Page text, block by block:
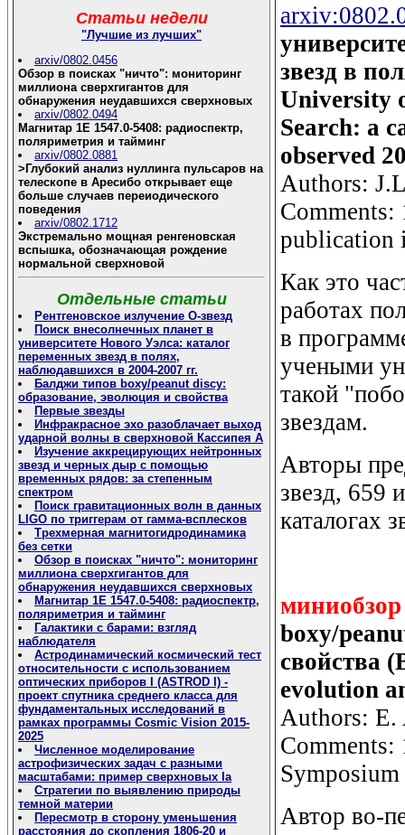
Статьи недели
"Лучшие из лучших"
arxiv/0802.0456
Обзор в поисках "ничто": мониторинг
миллиона сверхгигантов для
обнаружения неудавшихся сверхновых
arxiv/0802.0494
Магнитар 1E 1547.0-5408: радиоспектр,
поляриметрия и тайминг
arxiv/0802.0881
>Глубокий анализ нуллинга пульсаров на
телескопе в Аресибо открывает еще
больше случаев переиодического
поведения
arxiv/0802.1712
Экстремально мощная ренгеновская
вспышка, обозначающая рождение
нормальной сверхновой
Отдельные статьи
Рентгеновское излучение О-звезд
Поиск внесолнечных планет в
университете Нового Уэлса: каталог
переменных звезд в полях,
наблюдавшихся в 2004-2007 гг.
Балджи типов boxy/peanut discy:
образование, эволюция и свойства
Первые звезды
Инфракрасное эхо разоблачает выход
ударной волны в сверхновой Кассипея А
Изучение аккрецирующих нейтронных
звезд и черных дыр с помощью
временных рядов: за степенным
спектром
Поиск гравитационных волн в данных
LIGO по триггерам от гамма-всплесков
Трехмерная магнитогидродинамика
без сетки
Обзор в поисках "ничто": мониторинг
миллиона сверхгигантов для
обнаружения неудавшихся сверхновых
Магнитар 1E 1547.0-5408: радиоспектр,
поляриметрия и тайминг
Галактики с барами: взгляд
наблюдателя
Астродинамический космический тест
относительности с использованием
оптических приборов I (ASTROD I) -
проект спутника среднего класса для
фундаментальных исследований в
рамках программы Cosmic Vision 2015-
2025
Численное моделирование
астрофизических задач с разными
масштабами: пример сверхновых Ia
Стратегии по выявлению природы
темной материи
Пересмотр в сторону уменьшения
расстояния до скопления 1806-20 и
звезд в
University
Search: a
observed
Authors:
Comments:
publication
Как это
работах
в
учеными
такой
звездам.
Авторы
звезд, 659
каталогах
миниобзор
boxy/
свойства
evolution
Authors: E.
Автор во-